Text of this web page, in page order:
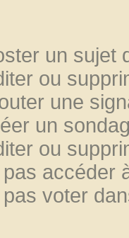
un sujet
ou
une
un
ou
accéder
voter